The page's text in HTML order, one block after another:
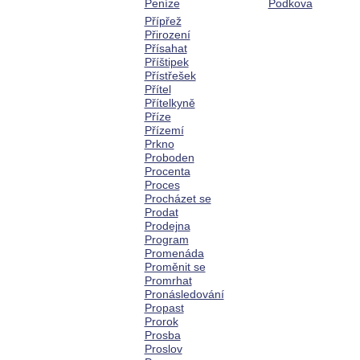
Peníze
Podkova
Přípřež
Přirození
Přísahat
Příštipek
Přístřešek
Přítel
Přítelkyně
Příze
Přízemí
Prkno
Proboden
Procenta
Proces
Procházet se
Prodat
Prodejna
Program
Promenáda
Proměnit se
Promrhat
Pronásledování
Propast
Prorok
Prosba
Proslov